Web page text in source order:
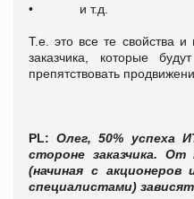
• и т.д.
Т.е. это все те свойства и
заказчика, которые
препятствовать
PL: Олег, 50% успеха
стороне заказчика. От
(начиная с акционеров
специалистами)